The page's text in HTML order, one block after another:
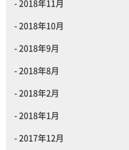
2018年11月
2018年10月
2018年9月
2018年8月
2018年2月
2018年1月
2017年12月